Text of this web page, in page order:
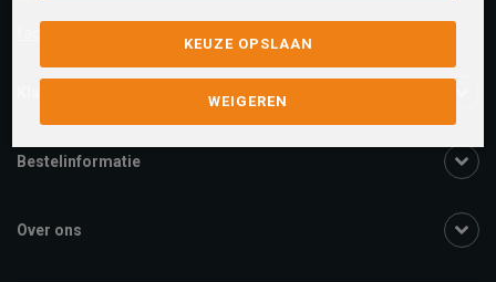
Bestelinformatie
Over ons
KEUZE OPSLAAN
WEIGEREN